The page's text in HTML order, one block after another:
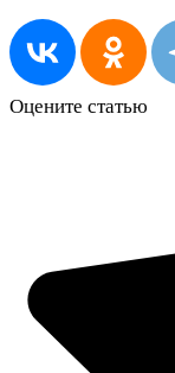
Оцените статью